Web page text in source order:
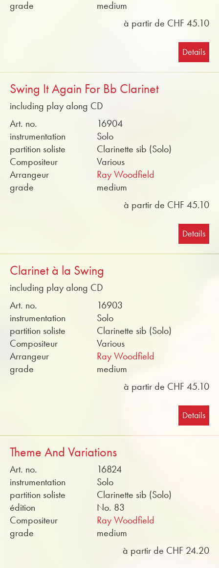
grade
medium
à partir de CHF 45.10
Details
Swing It Again For Bb Clarinet
including play along CD
Art. no.
16904
instrumentation
Solo
partition soliste
Clarinette sib (Solo)
Compositeur
Various
Arrangeur
Ray Woodfield
grade
medium
à partir de CHF 45.10
Details
Clarinet à la Swing
including play along CD
Art. no.
16903
instrumentation
Solo
partition soliste
Clarinette sib (Solo)
Compositeur
Various
Arrangeur
Ray Woodfield
grade
medium
à partir de CHF 45.10
Details
Theme And Variations
Art. no.
16824
instrumentation
Solo
partition soliste
Clarinette sib (Solo)
édition
No. 83
Compositeur
Ray Woodfield
grade
medium
à partir de CHF 24.20